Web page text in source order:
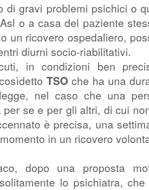
di gravi problemi psichici o
o a casa del paziente
un ricovero ospedaliero,
diurni socio-riabilitativi.
in condizioni ben
TSO che ha una
nel caso che una
se e per gli altri, di cui
è precisa, una
in un ricovero
dopo una proposta
lo psichiatra,